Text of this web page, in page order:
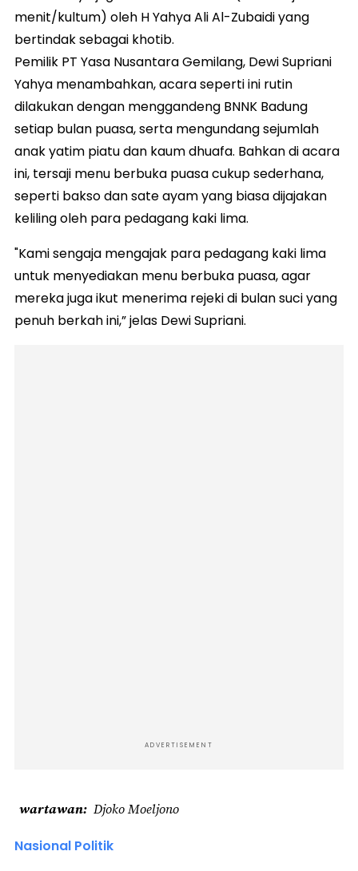
menit/kultum) oleh H Yahya Ali Al-Zubaidi yang
bertindak sebagai khotib.
Pemilik PT Yasa Nusantara Gemilang, Dewi Supriani
Yahya menambahkan, acara seperti ini rutin
dilakukan dengan menggandeng BNNK Badung
setiap bulan puasa, serta mengundang sejumlah
anak yatim piatu dan kaum dhuafa. Bahkan di acara
ini, tersaji menu berbuka puasa cukup sederhana,
seperti bakso dan sate ayam yang biasa dijajakan
keliling oleh para pedagang kaki lima.
"Kami sengaja mengajak para pedagang kaki lima
untuk menyediakan menu berbuka puasa, agar
mereka juga ikut menerima rejeki di bulan suci yang
penuh berkah ini,” jelas Dewi Supriani.
ADVERTISEMENT
wartawan Djoko Moeljono
Nasional Politik